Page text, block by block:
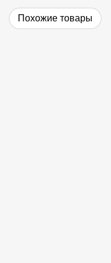
Похожие товары